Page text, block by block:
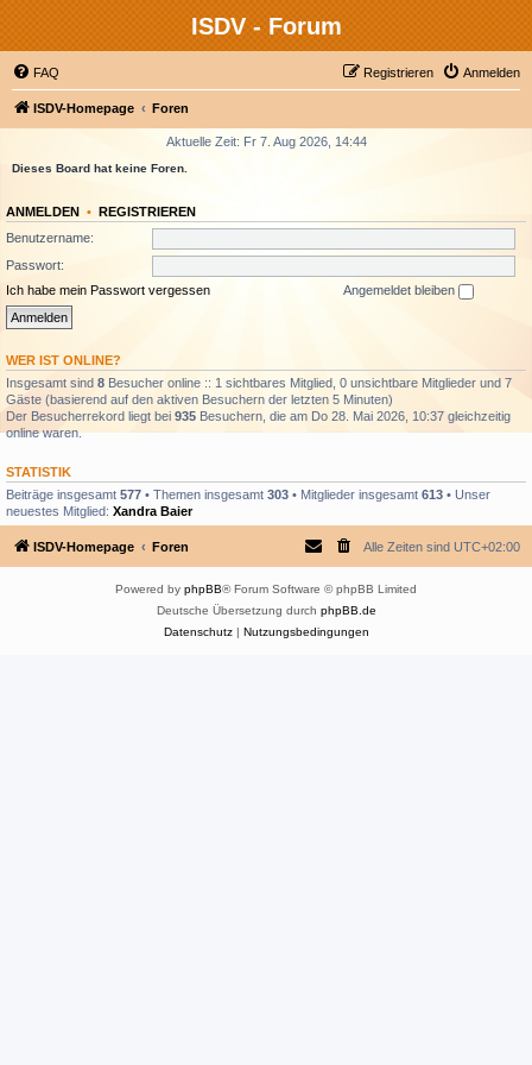
ISDV - Forum
FAQ Anmelden
Registrieren
ISDV-Homepage Foren
Aktuelle Zeit: Fr 7. Aug 2026, 14:44
Dieses Board hat keine Foren.
ANMELDEN • REGISTRIEREN
Benutzername:
Passwort:
Ich habe mein Passwort vergessen
Angemeldet bleiben
WER IST ONLINE?
Insgesamt sind 8 Besucher online :: 1 sichtbares Mitglied, 0 unsichtbare Mitglieder und 7
Gäste (basierend auf den aktiven Besuchern der letzten 5 Minuten)
Der Besucherrekord liegt bei 935 Besuchern, die am Do 28. Mai 2026, 10:37 gleichzeitig
online waren.
STATISTIK
Beiträge insgesamt 577 • Themen insgesamt 303 • Mitglieder insgesamt 613 • Unser
neuestes Mitglied: Xandra Baier
ISDV-Homepage Foren Alle Zeiten sind UTC+02:00
Powered by phpBB® Forum Software © phpBB Limited
Deutsche Übersetzung durch phpBB.de
Datenschutz| Nutzungsbedingungen